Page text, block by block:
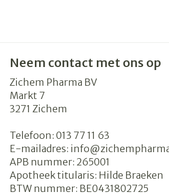
Neem contact met ons op
Zichem Pharma BV
Markt 7
3271 Zichem
Telefoon: 013 77 11 63
E-mailadres: info@
APB nummer: 265001
Apotheek titularis: Hilde Braeken
BTW nummer: BE0431802725